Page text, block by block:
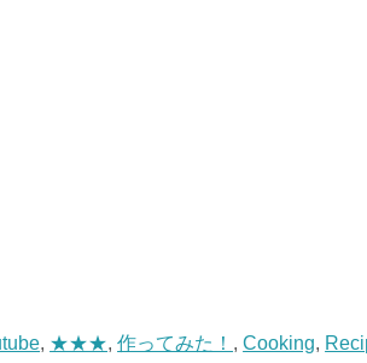
, ★★★,作ってみた！ ,Cooking,